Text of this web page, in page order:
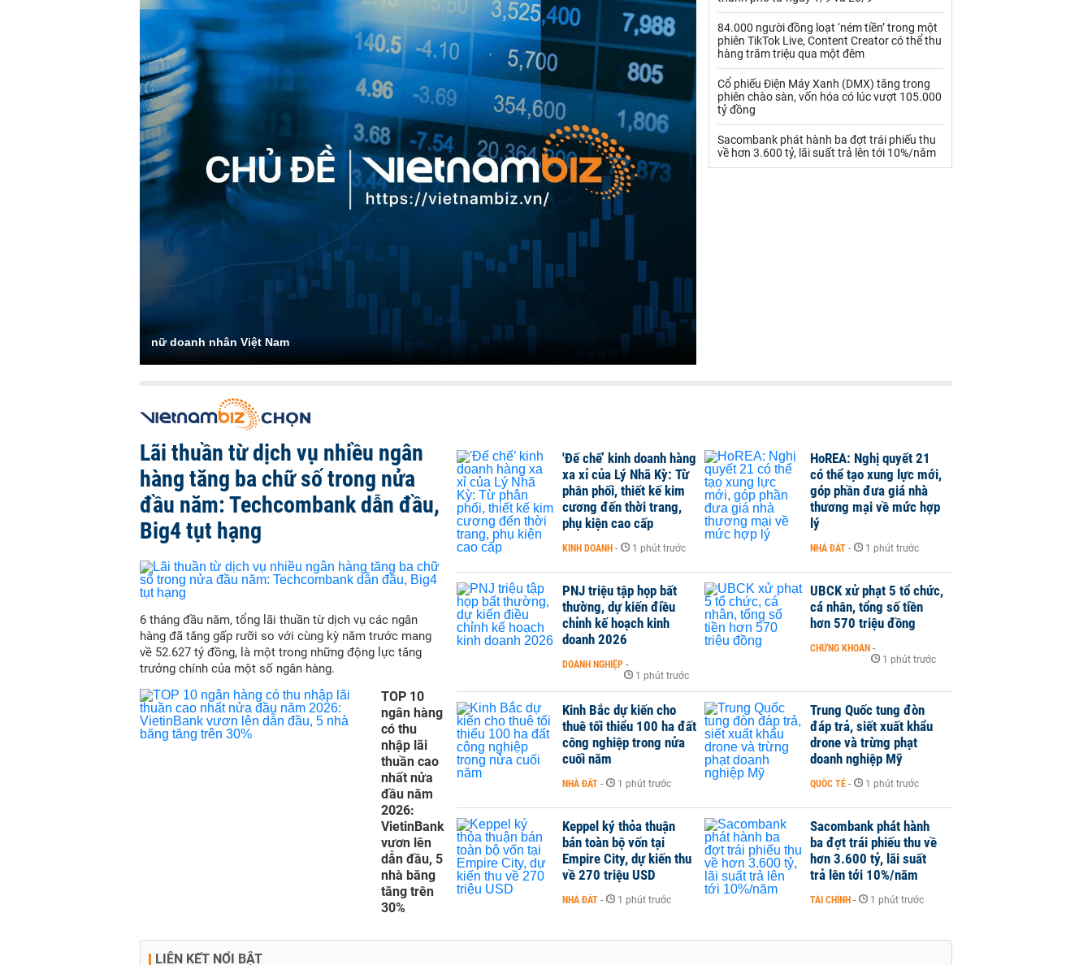
nữ doanh nhân Việt Nam
Thủy hải sản khác Tôm
Vàng
VLXD khác Xăng dầu
Xi măng - Clynker
84.000 người đồng loạt ‘ném tiền’ trong một
phiên TikTok Live, Content Creator có thể thu
hàng trăm triệu qua một đêm
Cổ phiếu Điện Máy Xanh (DMX) tăng trong
phiên chào sàn, vốn hóa có lúc vượt 105.000
tỷ đồng
Sacombank phát hành ba đợt trái phiếu thu
về hơn 3.600 tỷ, lãi suất trả lên tới 10%/năm
Lãi thuần từ dịch vụ nhiều ngân
hàng tăng ba chữ số trong nửa
đầu năm: Techcombank dẫn đầu,
Big4 tụt hạng
6 tháng đầu năm, tổng lãi thuần từ dịch vụ các ngân
hàng đã tăng gấp rưỡi so với cùng kỳ năm trước mang
về 52.627 tỷ đồng, là một trong những động lực tăng
trưởng chính của một số ngân hàng.
TOP 10
ngân hàng
có thu
nhập lãi
thuần cao
nhất nửa
đầu năm
2026:
VietinBank
vươn lên
dẫn đầu, 5
nhà băng
tăng trên
30%
'Đế chế’ kinh doanh hàng
xa xỉ của Lý Nhã Kỳ: Từ
phân phối, thiết kế kim
cương đến thời trang,
phụ kiện cao cấp
KINH DOANH - 1 phút trước
HoREA: Nghị quyết 21
có thể tạo xung lực mới,
góp phần đưa giá nhà
thương mại về mức hợp
lý
NHÀ ĐẤT - 1 phút trước
PNJ triệu tập họp bất
thường, dự kiến điều
chỉnh kế hoạch kinh
doanh 2026
DOANH NGHIỆP -
1 phút trước
UBCK xử phạt 5 tổ chức,
cá nhân, tổng số tiền
hơn 570 triệu đồng
CHỨNG KHOÁN -
1 phút trước
Kinh Bắc dự kiến cho
thuê tối thiểu 100 ha đất
công nghiệp trong nửa
cuối năm
NHÀ ĐẤT - 1 phút trước
Trung Quốc tung đòn
đáp trả, siết xuất khẩu
drone và trừng phạt
doanh nghiệp Mỹ
QUỐC TẾ - 1 phút trước
Keppel ký thỏa thuận
bán toàn bộ vốn tại
Empire City, dự kiến thu
về 270 triệu USD
NHÀ ĐẤT - 1 phút trước
Sacombank phát hành
ba đợt trái phiếu thu về
hơn 3.600 tỷ, lãi suất
trả lên tới 10%/năm
TÀI CHÍNH - 1 phút trước
LIÊN KẾT NỔI BẬT